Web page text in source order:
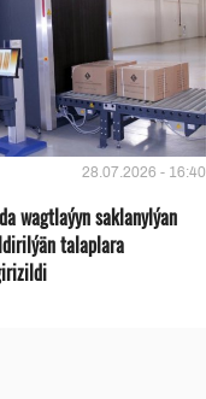
28.07.2026 - 16:40
wagtlaýyn saklanylýan
talaplara